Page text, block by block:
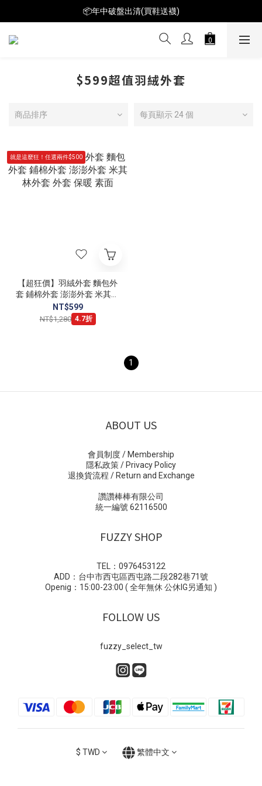
📦年中破盤出清(買鞋送襪)
📦年中破盤出清(買鞋送襪)
$199短T火熱特賣👕多件再折扣！
$599超值羽絨外套
商品排序 每頁顯示 24 個
就是這麼狂！任選兩件$500
【超狂價】羽絨外套 麵包外
套 鋪棉外套 澎澎外套 米其林
外套 外套 保暖 素面
NT$599
NT$1,280 4.7折
1
ABOUT US
會員制度 / Membership
隱私政策 / Privacy Policy
退換貨流程 / Return and Exchange
讚讚棒棒有限公司
統一編號 62116500
FUZZY SHOP
TEL：0976453122
ADD：台中市西屯區西屯路二段282巷71號
Openig：15:00-23:00 ( 全年無休 公休IG另通知 )
FOLLOW US
fuzzy_select_tw
$ TWD 繁體中文